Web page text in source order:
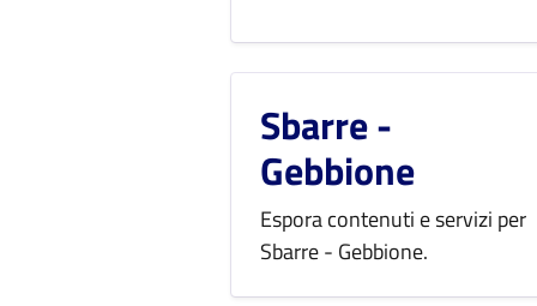
Sbarre -
Gebbione
Espora contenuti e servizi per
Sbarre - Gebbione.